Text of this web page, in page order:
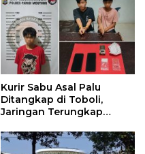
Kurir Sabu Asal Palu
Ditangkap di Toboli,
Jaringan Terungkap